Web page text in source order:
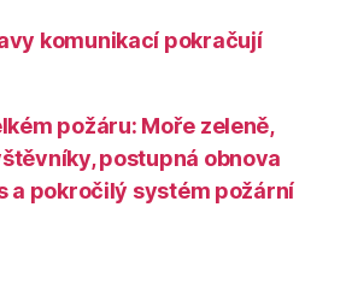
komunikací pokračují
požáru: Moře zeleně,
postupná obnova
a pokročilý systém požární